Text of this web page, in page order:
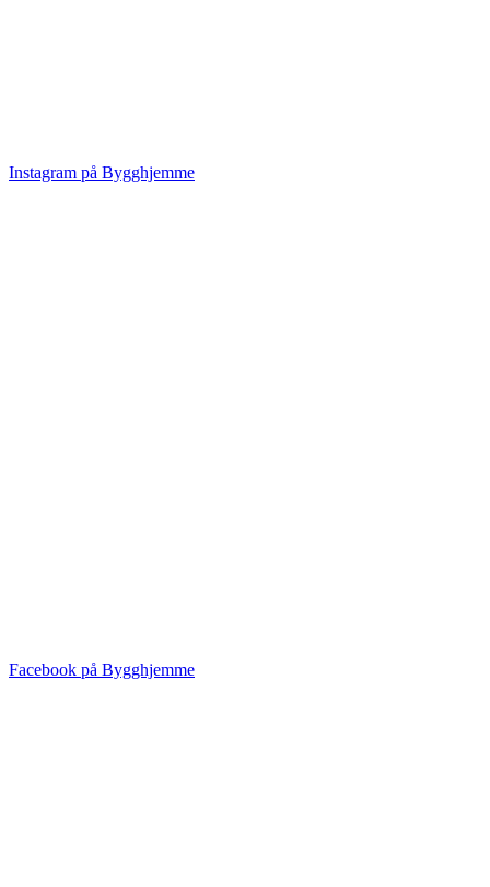
Instagram på Bygghjemme
Facebook på Bygghjemme